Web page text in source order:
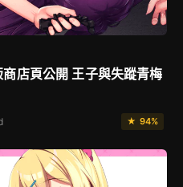
店頁公開 王子與失蹤青梅
★ 94%